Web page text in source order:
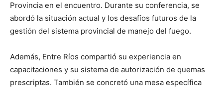
Provincia en el encuentro. Durante su conferencia, se
abordó la situación actual y los desafíos futuros de la
gestión del sistema provincial de manejo del fuego.
Además, Entre Ríos compartió su experiencia en
capacitaciones y su sistema de autorización de quemas
prescriptas. También se concretó una mesa específica